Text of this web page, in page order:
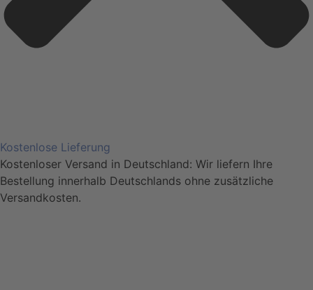
Kostenlose Lieferung
Kostenloser Versand in Deutschland: Wir liefern Ihre
Bestellung innerhalb Deutschlands ohne zusätzliche
Versandkosten.